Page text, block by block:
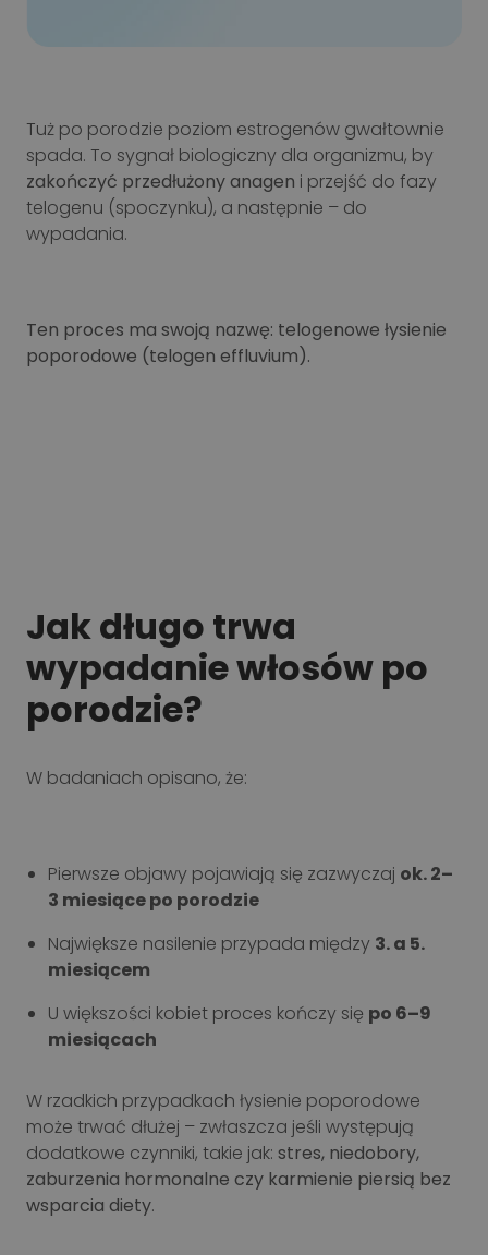
Tuż po porodzie poziom estrogenów gwałtownie
spada. To sygnał biologiczny dla organizmu, by
zakończyć przedłużony anagen i przejść do fazy
telogenu (spoczynku), a następnie – do
wypadania.
Ten proces ma swoją nazwę: telogenowe łysienie
poporodowe (telogen effluvium).
Jak długo trwa
wypadanie włosów po
porodzie?
W badaniach opisano, że:
Pierwsze objawy pojawiają się zazwyczaj ok. 2–
3 miesiące po porodzie
Największe nasilenie przypada między 3. a 5.
miesiącem
U większości kobiet proces kończy się po 6–9
miesiącach
W rzadkich przypadkach łysienie poporodowe
może trwać dłużej – zwłaszcza jeśli występują
dodatkowe czynniki, takie jak: stres, niedobory,
zaburzenia hormonalne czy karmienie piersią bez
wsparcia diety.